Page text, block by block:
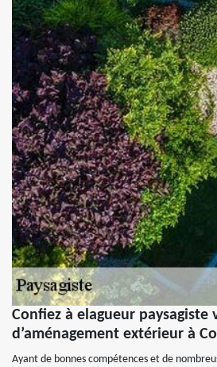
Confiez à elagueur
d’aménagement extérieur à
Ayant de bonnes compétences et de